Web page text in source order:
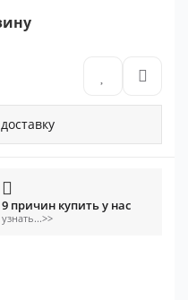
9 причин купить у нас
узнать...>>